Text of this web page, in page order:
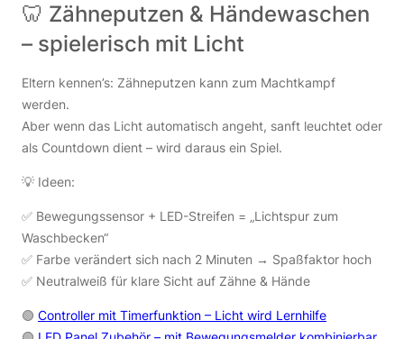
🦷 Zähneputzen & Händewaschen
– spielerisch mit Licht
Eltern kennen’s: Zähneputzen kann zum Machtkampf
werden.
Aber wenn das Licht automatisch angeht, sanft leuchtet oder
als Countdown dient – wird daraus ein Spiel.
💡 Ideen:
✅ Bewegungssensor + LED-Streifen = „Lichtspur zum
Waschbecken“
✅ Farbe verändert sich nach 2 Minuten → Spaßfaktor hoch
✅ Neutralweiß für klare Sicht auf Zähne & Hände
🟢 Controller mit Timerfunktion – Licht wird Lernhilfe